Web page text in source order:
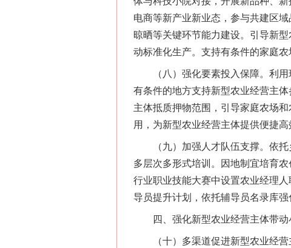
电商等新产业新业态，参与共建区
晾晒等关键环节能力建设。引导新
动标准化生产。支持有条件的家庭
（八）强化要素投入保障。利用
有条件的地方支持新型农业经营主
主体抵质押物范围，引导家庭农场
用，为新型农业经营主体提供便捷高
（九）加强人才队伍支撑。依托
多层次多形式培训。因地制宜培育
行业职业技能大赛中设置农业经理
导员提升计划，依托辅导员名录库
四、强化新型农业经营主体带动
（十）多渠道促进新型农业经营
网上购药对药下症？